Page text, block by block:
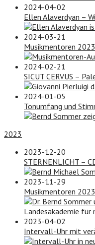
2024-04-02
Ellen Alaverdyan –
2024-03-21
Musikmentoren
2024-02-21
SICUT CERVUS –
2024-01-05
Tonumfang und
2023
2023-12-20
STERNENLICHT –
2023-11-29
Musikmentoren
2023-04-02
Intervall-Uhr mit